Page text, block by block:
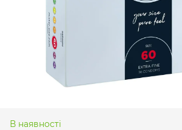
В наявності